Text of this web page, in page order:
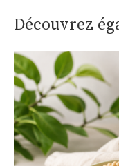
Découvrez